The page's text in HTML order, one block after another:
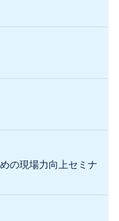
の現場力向上セミナ